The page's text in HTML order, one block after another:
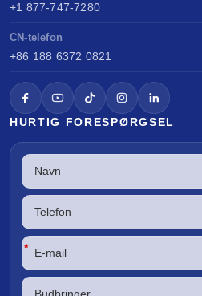
+1 877-747-7280
CN-telefon
+86 188 6372 0821
HURTIG FORESPØRGSEL
*